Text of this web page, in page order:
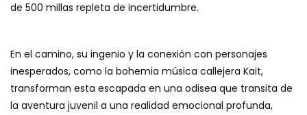
de 500 millas repleta de incertidumbre.
En el camino, su ingenio y la conexión con personajes
inesperados, como la bohemia música callejera Kait,
transforman esta escapada en una odisea que transita de
la aventura juvenil a una realidad emocional profunda,